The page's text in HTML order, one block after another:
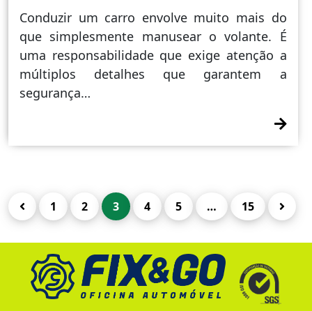
Conduzir um carro envolve muito mais do
que simplesmente manusear o volante. É
uma responsabilidade que exige atenção a
múltiplos detalhes que garantem a
segurança…
PAGINAÇÃO
DOS
CONTEÚDOS
1 2 3 4 5 … 15